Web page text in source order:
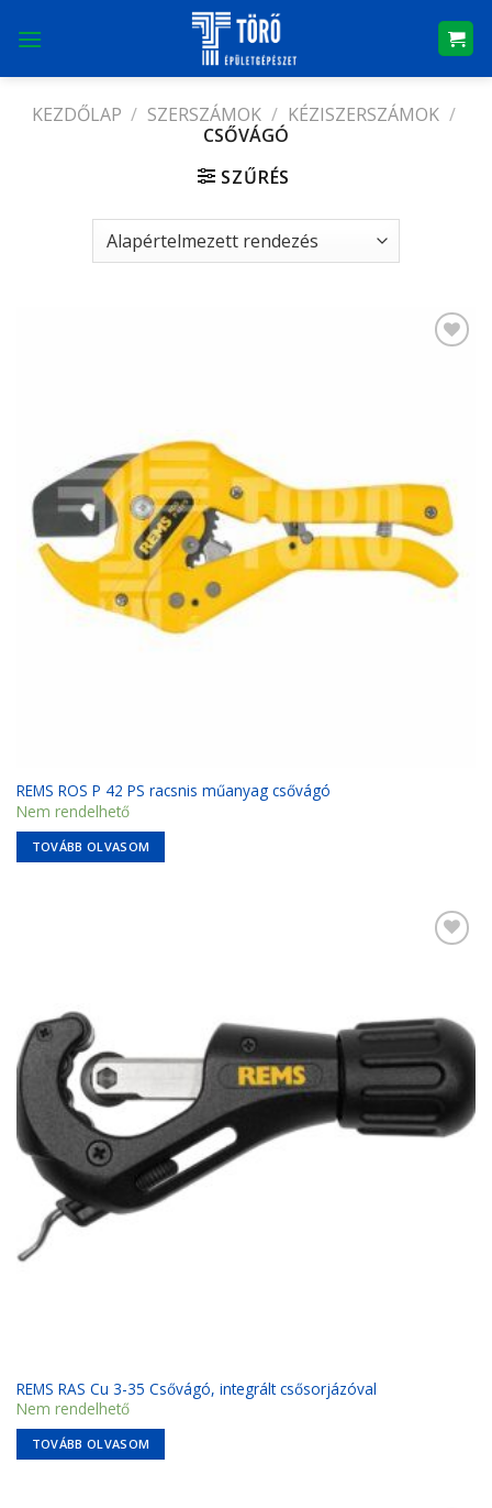
KEZDŐLAP / SZERSZÁMOK / KÉZISZERSZÁMOK /
CSŐVÁGÓ
SZŰRÉS
REMS ROS P 42 PS racsnis műanyag csővágó
Nem rendelhető
TOVÁBB OLVASOM
REMS RAS Cu 3-35 Csővágó, integrált csősorjázóval
Nem rendelhető
TOVÁBB OLVASOM